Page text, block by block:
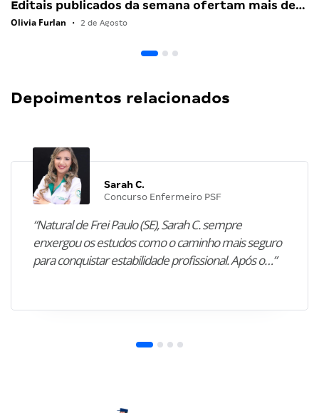
Editais publicados da semana ofertam mais de…
Olivia Furlan • 2 de Agosto
Depoimentos relacionados
Sarah C.
Concurso Enfermeiro PSF
“Natural de Frei Paulo (SE), Sarah C. sempre
enxergou os estudos como o caminho mais seguro
para conquistar estabilidade profissional. Após o…”